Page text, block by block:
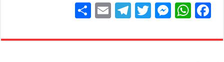
F
c
W
at
M
ss
T
tt
T
e
E
ail
ar